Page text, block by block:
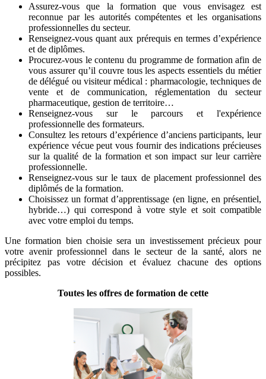
Assurez-vous que la formation que vous envisagez est
reconnue par les autorités compétentes et les organisations
professionnelles du secteur.
Renseignez-vous quant aux prérequis en termes d’expérience
et de diplômes.
Procurez-vous le contenu du programme de formation afin de
vous assurer qu’il couvre tous les aspects essentiels du métier
de délégué ou visiteur médical : pharmacologie, techniques de
vente et de communication, réglementation du secteur
pharmaceutique, gestion de territoire…
Renseignez-vous sur le parcours et l'expérience
professionnelle des formateurs.
Consultez les retours d’expérience d’anciens participants, leur
expérience vécue peut vous fournir des indications précieuses
sur la qualité de la formation et son impact sur leur carrière
professionnelle.
Renseignez-vous sur le taux de placement professionnel des
diplômés de la formation.
Choisissez un format d’apprentissage (en ligne, en présentiel,
hybride…) qui correspond à votre style et soit compatible
avec votre emploi du temps.
Une formation bien choisie sera un investissement précieux pour
votre avenir professionnel dans le secteur de la santé, alors ne
précipitez pas votre décision et évaluez chacune des options
possibles.
Toutes les offres de formation de cette